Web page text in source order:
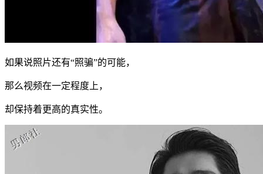
如果说照片还有“照骗”的可能，
那么视频在一定程度上，
却保持着更高的真实性。